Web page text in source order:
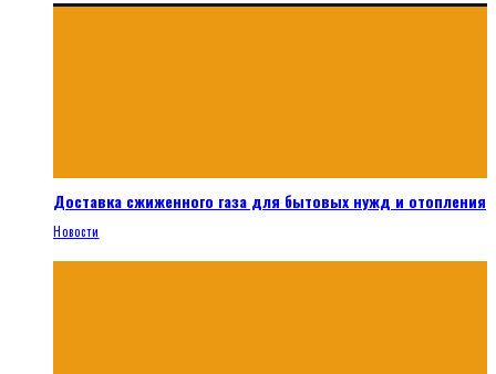
Доставка сжиженного газа для бытовых нужд и отопления
Новости